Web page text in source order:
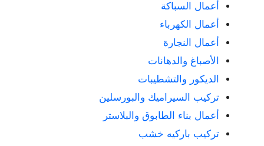
أعمال السباكة
أعمال الكهرباء
أعمال النجارة
الأصباغ والدهانات
الديكور والتشطيبات
تركيب السيراميك والبورسلين
أعمال بناء الطابوق والبلاستر
تركيب باركيه خشب